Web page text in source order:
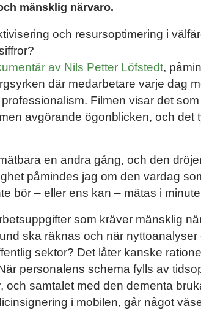
mänsklig närvaro.
och resursoptimering i
av Nils Petter Löfstedt,
där medarbetare varje dag
Filmen visar det
avgörande ögonblicken, och det
en andra gång, och den
påmindes jag om den vardag
bör – eller ens kan – mätas i
som kräver mänsklig
ska räknas och när
sektor? Det låter kanske
personalens schema fylls av
och samtalet med den dementa
i mobilen, går något